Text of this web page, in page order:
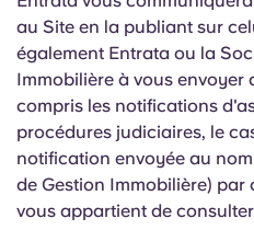
au Site en la publiant sur
également Entrata ou la
Immobilière à vous envoyer
compris les notifications
procédures judiciaires, le
notification envoyée au
de Gestion Immobilière)
vous appartient de